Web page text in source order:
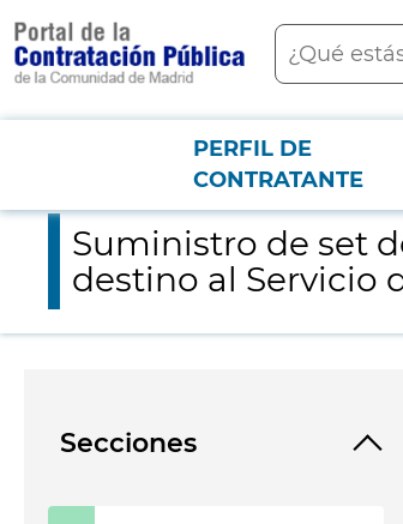
contenido
principal
Buscar
Menú PCON
PERFIL DE
CONTRATANTE
Suministro de set de biopsia hepática
Suministro de set
destino al Servicio
Secciones